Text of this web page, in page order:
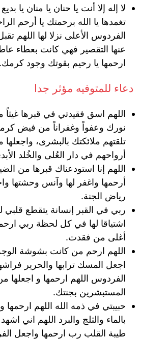
لا إله إلا أنت يا حنان يا منان يا
تغمدها يا الله برحمتك يا أرحم
الفردوس الأعلى نزلا لها اللهم
عنها التقصير فهي كانت بعطاء
ارحمها يا رحيم بقوتك وجود كرمك.
دعاء للمتوفيه مؤثر جدا
اللهم اسق فقيدتي في قبرها
نورك وعفواً وغفراناً من فيض
تلقتهم ملائكتك بالبشرى،
أرواحهم في دار العُلى والخُلد
اللهم إنا استودعناك قبرها من
أرحمها واغفر لها وآنس وحشتها
رياض الجنة.
ربي في القبر إنسانة يتقطع قلبي
اشتياقا لها في كل لحظة ربي
أغلى من فقدت.
اللهم ارحم من كانت بشوشة
اجعل المسك ترابها والحرير
الفردوس اللهم ارحمها و اجعلها
المستبشرين بجنتك.
حبيبتي في ذمه الله اللهم
بالماء والثلج والبرد اللهم اني
طيبة القلب رب ارحمها واجعل